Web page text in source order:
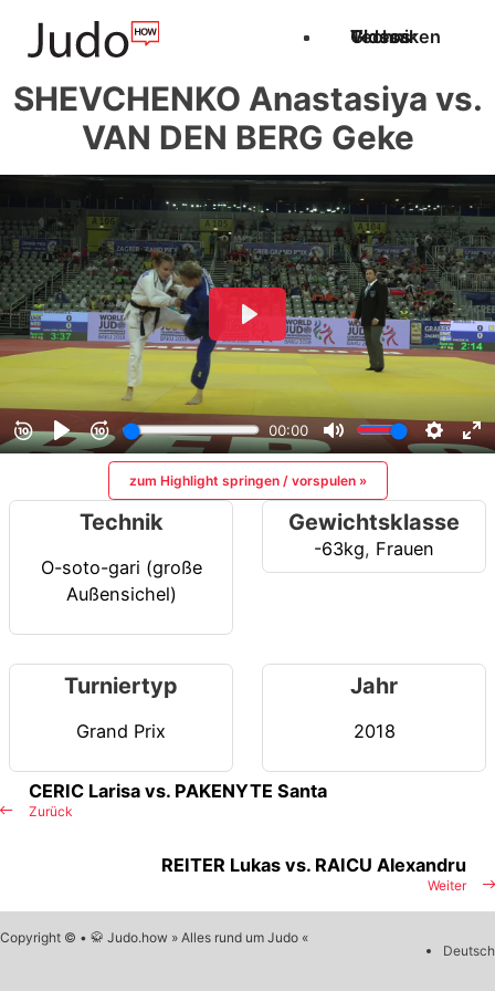
Techniken
Videos
Glossar
SHEVCHENKO Anastasiya vs.
VAN DEN BERG Geke
zum Highlight springen / vorspulen »
Technik
O-soto-gari (große
Außensichel)
Gewichtsklasse
-63kg, Frauen
Turniertyp
Grand Prix
Jahr
2018
Zurück
CERIC Larisa vs. PAKENYTE Santa
Weiter
REITER Lukas vs. RAICU Alexandru
Copyright © • 🥋 Judo.how » Alles rund um Judo «
Deutsch